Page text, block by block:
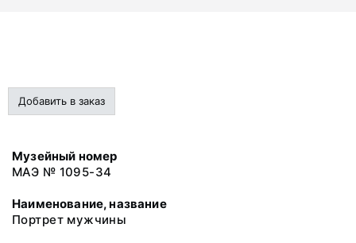
Добавить в заказ
Музейный номер
МАЭ № 1095-34
Наименование, название
Портрет мужчины